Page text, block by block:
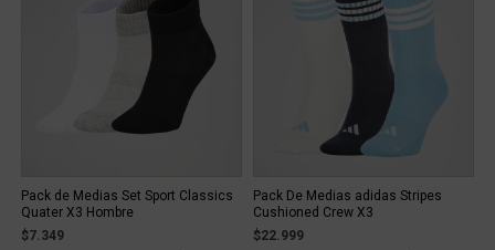
Pack de Medias Set Sport Classics
Quater X3 Hombre
$7.349
Pack De Medias adidas Stripes
Cushioned Crew X3
$22.999